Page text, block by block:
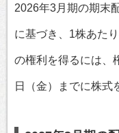
2026年3月期の期末
に基づき、1株あた
の権利を得るには、
日（金）までに株式